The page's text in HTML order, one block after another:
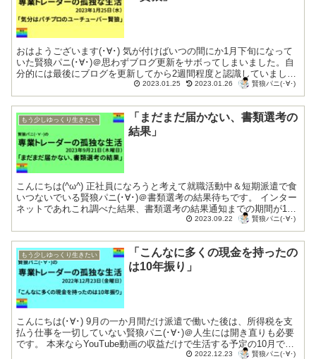
おはようございます(･∀･) 気が付けばいつの間にか1月下旬になって
いた賢狼パニ(･∀･)＠思わずブログ更新をサボってしまいました。自
分的には最後にブログを更新してから2週間程度と認識していました
が、今回の記事が今年の2回目だ...2023.01.25 2023.01.26 賢狼パニ(･∀･)
もう少しゆっくり生きたい
「まだまだ届かない、書類選考の
結果」
こんにちは(^ω^) 正社員になろうと考えて就職活動中＆短期派遣で食
いつないでいる賢狼パニ(･∀･)＠書類選考の結果待ちです。 インター
ネットであれこれ調べた結果、書類選考の結果通知までの期間が10
2023.09.22 賢狼パニ(･∀･)
もう少しゆっくり生きたい
「こんなに多くの現金を持ったの
は10年振り」
こんにちは(･∀･) 9月の一か月間だけ派遣で働いた後は、所得税を支
払う仕事を一切していない賢狼パニ(･∀･)＠人生には開き直りも必要
です。 本来ならYouTube動画の収益だけで生活する予定の10月でし
2022.12.23 賢狼パニ(･∀･)